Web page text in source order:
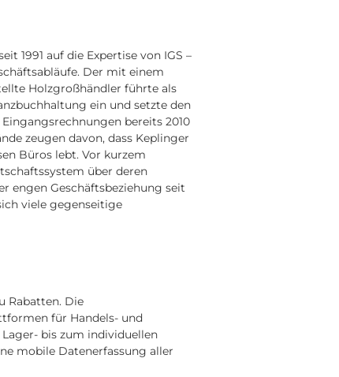
1991 auf die Expertise von IGS –
Der mit einem
Holzgroßhändler führte als
ein und setzte den
bereits 2010
zeugen davon, dass Keplinger
Büros lebt. Vor kurzem
über deren
engen Geschäftsbeziehung seit
viele gegenseitige
Rabatten. Die
für Handels- und
bis zum individuellen
mobile Datenerfassung aller